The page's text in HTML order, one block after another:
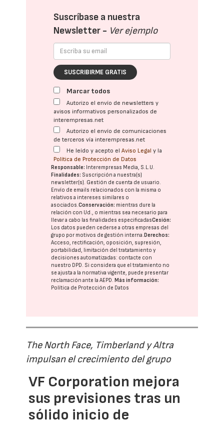
Suscríbase a nuestra
Newsletter - Ver ejemplo
SUSCRIBIRME GRATIS
Marcar todos
Autorizo el envío de newsletters y
avisos informativos personalizados de
interempresas.net
Autorizo el envío de comunicaciones
de terceros vía interempresas.net
He leído y acepto elAviso Legal y la
Política de Protección de Datos
Responsable: Interempresas Media, S.L.U.
Finalidades: Suscripción a nuestra(s)
newsletter(s). Gestión de cuenta de usuario.
Envío de emails relacionados con la misma o
relativos a intereses similares o
asociados.Conservación: mientras dure la
relación con Ud., o mientras sea necesario para
llevar a cabo las finalidades especificadasCesión:
Los datos pueden cederse a otras empresas del
grupo por motivos de gestión interna.Derechos:
Acceso, rectificación, oposición, supresión,
portabilidad, limitación del tratatamiento y
decisiones automatizadas: contacte con
nuestro DPD. Si considera que el tratamiento no
se ajusta a la normativa vigente, puede presentar
reclamación ante laAEPD.Más información:
Política de Protección de Datos
The North Face, Timberland y Altra
impulsan el crecimiento del grupo
VF Corporation mejora
sus previsiones tras un
sólido inicio de